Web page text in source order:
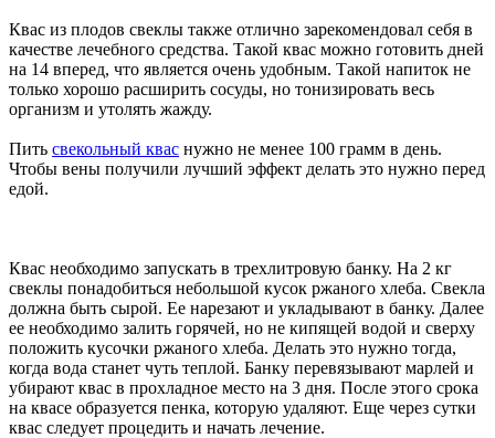
Квас из плодов свеклы также отлично зарекомендовал себя в
качестве лечебного средства. Такой квас можно готовить дней
на 14 вперед, что является очень удобным. Такой напиток не
только хорошо расширить сосуды, но тонизировать весь
организм и утолять жажду.
Пить свекольный квас нужно не менее 100 грамм в день.
Чтобы вены получили лучший эффект делать это нужно перед
едой.
Квас необходимо запускать в трехлитровую банку. На 2 кг
свеклы понадобиться небольшой кусок ржаного хлеба. Свекла
должна быть сырой. Ее нарезают и укладывают в банку. Далее
ее необходимо залить горячей, но не кипящей водой и сверху
положить кусочки ржаного хлеба. Делать это нужно тогда,
когда вода станет чуть теплой. Банку перевязывают марлей и
убирают квас в прохладное место на 3 дня. После этого срока
на квасе образуется пенка, которую удаляют. Еще через сутки
квас следует процедить и начать лечение.